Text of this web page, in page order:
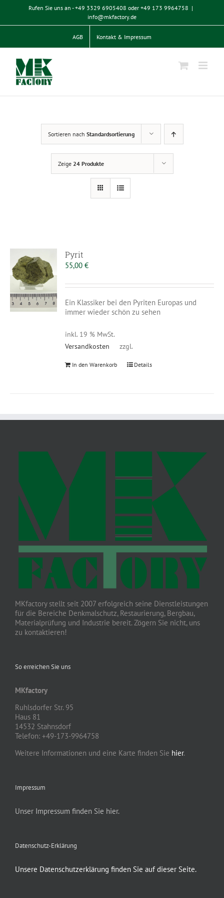
springen
Rufen Sie uns an - +49 3329 6905408 oder +49 173 9964758 |
info@mkfactory.de
AGB Kontakt & Impressum
Sortieren nach Standardsortierung
Zeige 24 Produkte
Pyrit
55,00€
Ein Klassiker bei den Pyriten Europas und
immer wieder schön zu sehen
inkl. 19 % MwSt.
zzgl.
Versandkosten
In den Warenkorb Details
MKfactory stellt seit 2007 erfolgreich seine Dienstleistungen
für die Bereiche Denkmalschutz, Restaurierung, Bergbau,
Materialprüfung und Industrie bereit. Zögern Sie nicht, uns
zu kontaktieren!
So erreichen Sie uns
MKfactory
Ruhlsdorfer Str. 95
Haus 81
14532 Stahnsdorf
Telefon: +49-173-9964758
Weitere Informationen und eine Karte finden Sie hier.
Impressum
Unser Impressum finden Sie hier.
Datenschutz-Erklärung
Unsere Datenschutzerklärung finden Sie auf dieser Seite.